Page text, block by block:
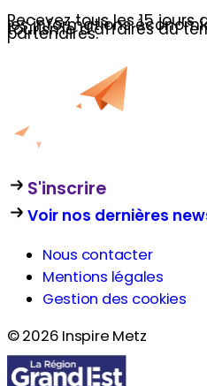
Recevez tous les 15
les informations
tourisme d’affaires du
partenaires.
S'inscrire
Voir nos dernières
Nous contacter
Mentions légales
Gestion des cookies
© 2026 Inspire Metz